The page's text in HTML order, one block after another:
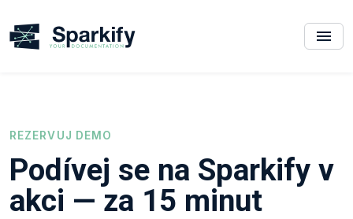
REZERVUJ DEMO
Podívej se na Sparkify v
akci — za 15 minut